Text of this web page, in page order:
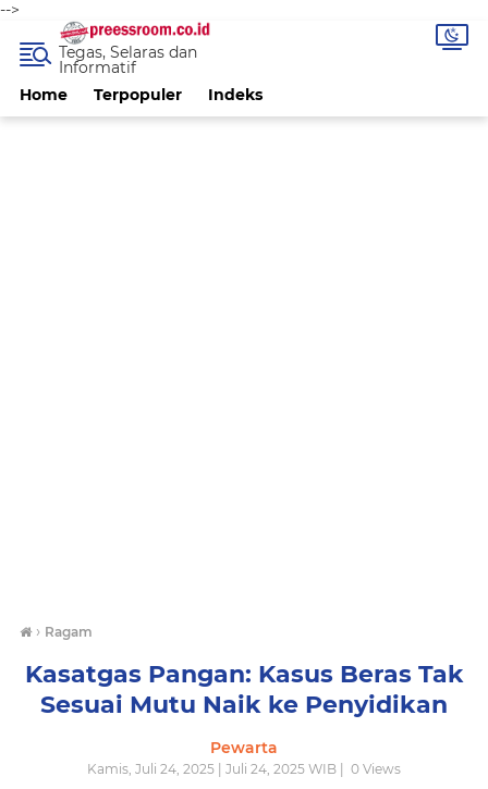
-->
Home Terpopuler Indeks
Tegas, Selaras dan
Informatif
› Ragam
Kasatgas Pangan: Kasus Beras Tak
Sesuai Mutu Naik ke Penyidikan
Pewarta
Kamis, Juli 24, 2025 | Juli 24, 2025 WIB | 0 Views